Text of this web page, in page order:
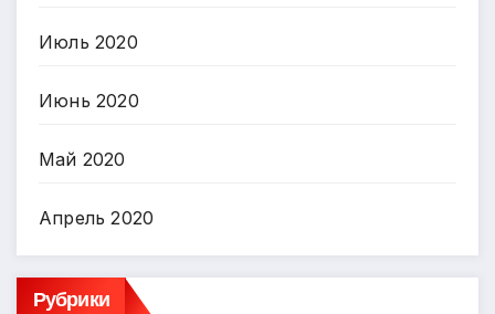
Июль 2020
Июнь 2020
Май 2020
Апрель 2020
Рубрики